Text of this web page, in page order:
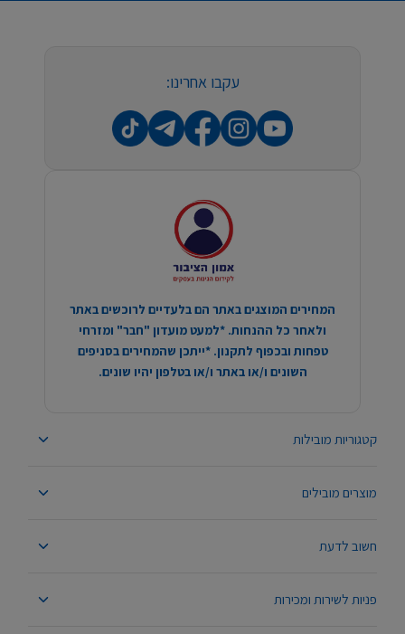
קטגוריות מובילות
מוצרים מובילים
חשוב לדעת
פניות לשירות ומכירות
עקבו אחרינו:
המחירים המוצגים באתר הם בלעדיים לרוכשים באתר
ולאחר כל ההנחות. *למעט מועדון "חבר" ומזרחי
טפחות ובכפוף לתקנון. *ייתכן שהמחירים בסניפים
השונים ו/או באתר ו/או בטלפון יהיו שונים.